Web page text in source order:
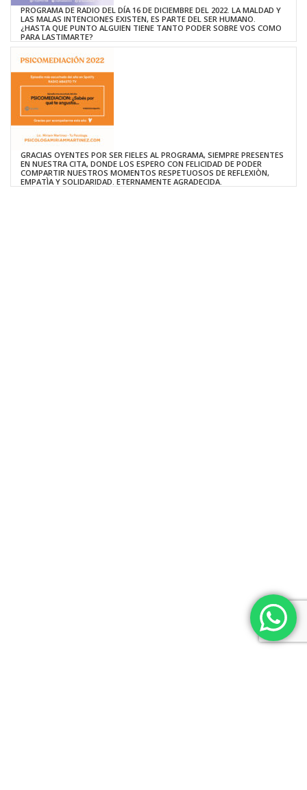
PROGRAMA DE RADIO DEL DÍA 16 DE DICIEMBRE DEL 2022. LA MALDAD Y
LAS MALAS INTENCIONES EXISTEN, ES PARTE DEL SER HUMANO.
¿HASTA QUE PUNTO ALGUIEN TIENE TANTO PODER SOBRE VOS COMO
PARA LASTIMARTE?
GRACIAS OYENTES POR SER FIELES AL PROGRAMA, SIEMPRE PRESENTES
EN NUESTRA CITA, DONDE LOS ESPERO CON FELICIDAD DE PODER
COMPARTIR NUESTROS MOMENTOS RESPETUOSOS DE REFLEXIÒN,
EMPATÌA Y SOLIDARIDAD. ETERNAMENTE AGRADECIDA.